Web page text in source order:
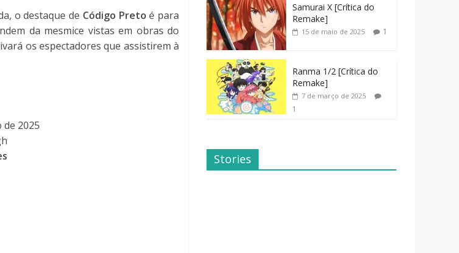
o destaque de Código Preto é para
da mesmice vistas em obras do
os espectadores que assistirem à
de 2025
Samurai X [Crítica do
Remake]
15 de maio de 2025 1
Ranma 1/2 [Crítica do
Remake]
7 de março de 2025
1
Stories
Dicas de
Filmes Para o
Família